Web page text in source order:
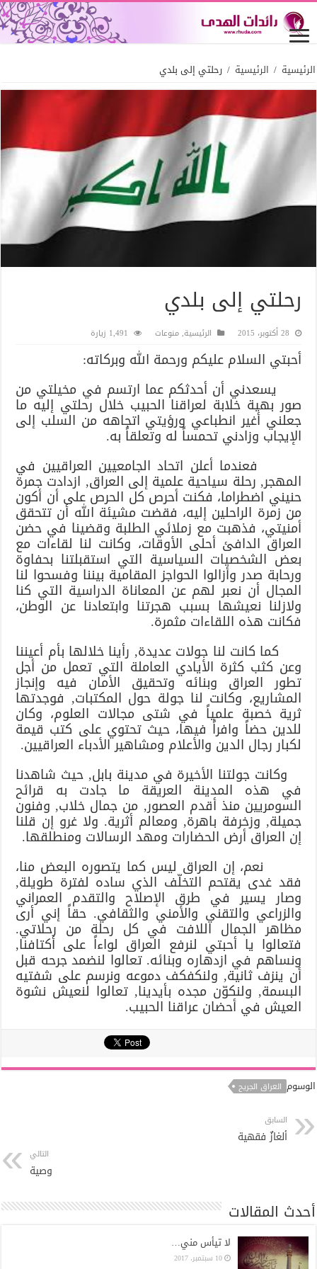
الرئيسية / الرئيسية / رحلتي إلى بلدي
رحلتي إلى بلدي
28 أكتوبر، 2015 الرئيسية,منوعات 1,491 زيارة
أحبتي السلام عليكم ورحمة الله وبركاته:
يسعدني أن أحدثكم عما ارتسم في مخيلتي من
صور بهية خلابة لعراقنا الحبيب خلال رحلتي إليه ما
جعلني أغير انطباعي ورؤيتي اتجاهه من السلب إلى
الإيجاب وزادني تحمساً له وتعلقاً به.
فعندما أعلن اتحاد الجامعيين العراقيين في
المهجر, رحلة سياحية علمية إلى العراق, ازدادت جمرة
حنيني اضطراما، فكنت أحرص كل الحرص على أن أكون
من زمرة الراحلين إليه، فقضت مشيئة الله أن تتحقق
أمنيتي، فذهبت مع زملائي الطلبة وقضينا في حضن
العراق الدافئ أحلى الأوقات، وكانت لنا لقاءات مع
بعض الشخصيات السياسية التي استقبلتنا بحفاوة
ورحابة صدر وأزالوا الحواجز المقامية بيننا وفسحوا لنا
المجال أن نعبر لهم عن المعاناة الدراسية التي كنا
ولازلنا نعيشها بسبب هجرتنا وابتعادنا عن الوطن،
فكانت هذه اللقاءات مثمرة.
كما كانت لنا جولات عديدة, رأينا خلالها بأم أعيننا
وعن كثب كثرة الأيادي العاملة التي تعمل من أجل
تطور العراق وبنائه وتحقيق الأمان فيه وإنجاز
المشاريع، وكانت لنا جولة حول المكتبات, فوجدتها
ثرية خصبة علمياً في شتى مجالات العلوم، وكان
للدين حضاً وافراً فيها، حيث تحتوي على كتب قيمة
لكبار رجال الدين والأعلام ومشاهير الأدباء العراقيين.
وكانت جولتنا الأخيرة في مدينة بابل, حيث شاهدنا
في هذه المدينة العريقة ما جادت به قرائح
السومريين منذ أقدم العصور, من جمال خلاب, وفنون
جميلة, وزخرفة باهرة, ومعالم أثرية. ولا غرو إن قلنا
إن العراق أرض الحضارات ومهد الرسالات ومنطلقها.
نعم، إن العراق ليس كما يتصوره البعض منا،
فقد غدى يقتحم التخلّف الذي ساده لفترة طويلة,
وصار يسير في طرق الإصلاح والتقدم العمراني
والزراعي والتقني والأمني والثقافي. حقاً إني أرى
مظاهر الجمال اللافت في كل رحلة من رحلاتي.
فتعالوا يا أحبتي لنرفع العراق لواءاً على أكتافنا,
ونساهم في ازدهاره وبنائه. تعالوا لنضمد جرحه قبل
أن ينزف ثانية, ولنكفكف دموعه ونرسم على شفتيه
البسمة, ولنكوّن مجده بأيدينا, تعالوا لنعيش نشوة
العيش في أحضان عراقنا الحبيب.
الوسوم العراق الجريح
السابق
ألغازٌ فقهية
التالي
وصية
أحدث المقالات
لا تيأس مني…
10 سبتمبر، 2017